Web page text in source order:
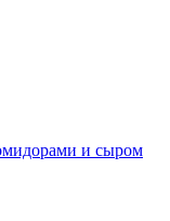
и сыром